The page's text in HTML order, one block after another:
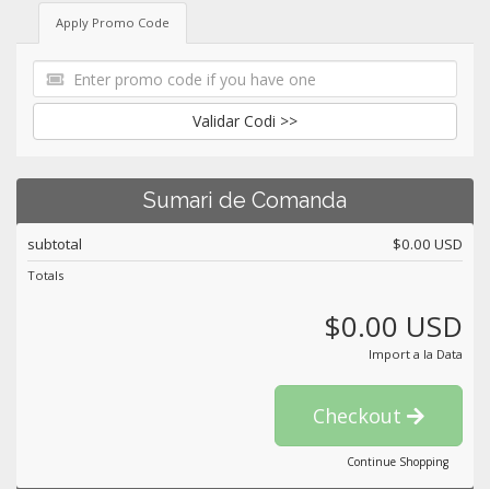
Apply Promo Code
Validar Codi >>
Sumari de Comanda
subtotal $0.00 USD
Totals
$0.00 USD
Import a la Data
Checkout
Continue Shopping